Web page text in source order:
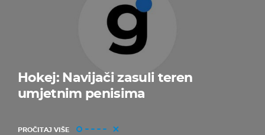
Hokej: Navijači zasuli teren
umjetnim penisima
PROČITAJ VIŠE